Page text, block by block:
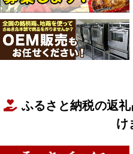
ふるさと納税の返
け